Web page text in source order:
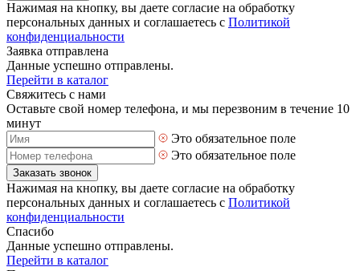
Нажимая на кнопку, вы даете согласие на обработку
персональных данных и соглашаетесь с Политикой
конфиденциальности
Заявка отправлена
Данные успешно отправлены.
Перейти в каталог
Свяжитесь с нами
Оставьте свой номер телефона, и мы перезвоним в течение 10
минут
Это обязательное поле
Это обязательное поле
Заказать звонок
Нажимая на кнопку, вы даете согласие на обработку
персональных данных и соглашаетесь с Политикой
конфиденциальности
Спасибо
Данные успешно отправлены.
Перейти в каталог